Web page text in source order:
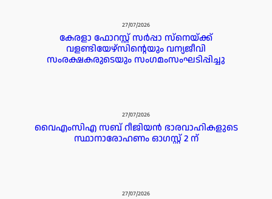
27/07/2026
കേരളാ ഫോറസ്റ്റ് സർപ്പാ സ്‌നെയ്ക്ക്
വളണ്ടിയേഴ്‌സിന്റെയും വന്യജീവി
സംരക്ഷകരുടെയും സംഗമംസംഘടിപ്പിച്ചു
27/07/2026
വൈഎംസിഎ സബ് റീജിയൻ ഭാരവാഹികളുടെ
സ്ഥാനാരോഹണം ഓഗസ്റ്റ് 2 ന്
27/07/2026